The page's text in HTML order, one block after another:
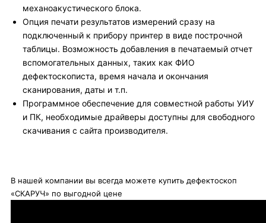
механоакустического блока.
Опция печати результатов измерений сразу на
подключенный к прибору принтер в виде построчной
таблицы. Возможность добавления в печатаемый отчет
вспомогательных данных, таких как ФИО
дефектоскописта, время начала и окончания
сканирования, даты и т.п.
Программное обеспечение для совместной работы УИУ
и ПК, необходимые драйверы доступны для свободного
скачивания с сайта производителя.
В нашей компании вы всегда можете купить дефектоскоп
«СКАРУЧ» по выгодной цене